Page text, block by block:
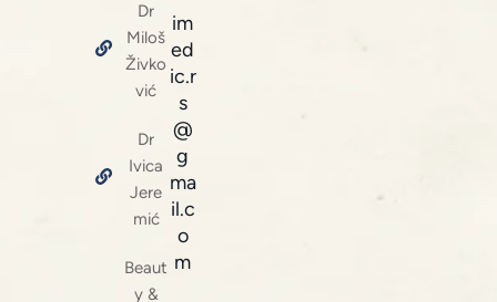
Dr
Miloš
Živko
vić
Dr
Ivica
Jere
mić
Beaut
y &
im
ed
ic.r
s
@
g
ma
il.c
o
m